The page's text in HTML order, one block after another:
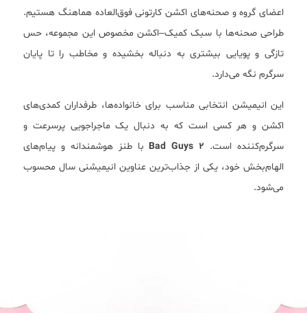
اعضای گروه و صحنه‌های اکشن کارتونی فوق‌العاده هماهنگ هستیم.
طراحی صحنه‌ها با سبک کمیک–اکشن مخصوص این مجموعه، حس
تازگی و پویایی بیشتری به دنباله بخشیده و مخاطب را تا پایان
سرگرم نگه می‌دارد.
این انیمیشن انتخابی مناسب برای خانواده‌ها، طرفداران کمدی‌های
اکشن و هر کسی است که به دنبال یک ماجراجویی پرسرعت و
سرگرم‌کننده است. Bad Guys 2با طنز هوشمندانه و پیام‌های
الهام‌بخش خود، یکی از جذاب‌ترین عناوین انیمیشنی سال محسوب
می‌شود.